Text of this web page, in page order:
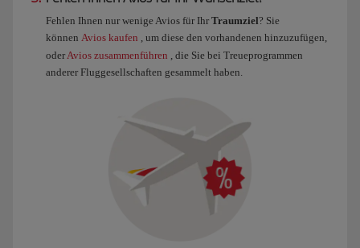
Fehlen Ihnen nur wenige Avios für Ihr Traumziel? Sie
können Avios kaufen , um diese den vorhandenen hinzuzufügen,
oderAvios zusammenführen , die Sie bei Treueprogrammen
anderer Fluggesellschaften gesammelt haben.